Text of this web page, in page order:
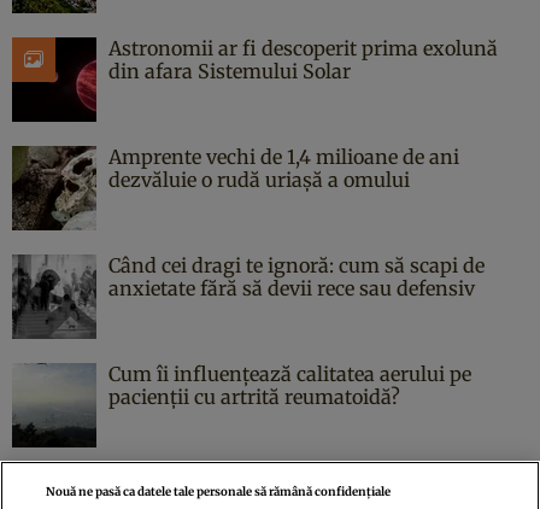
Astronomii ar fi descoperit prima exolună
din afara Sistemului Solar
Amprente vechi de 1,4 milioane de ani
dezvăluie o rudă uriașă a omului
Când cei dragi te ignoră: cum să scapi de
anxietate fără să devii rece sau defensiv
Cum îi influențează calitatea aerului pe
pacienții cu artrită reumatoidă?
Nouă ne pasă ca datele tale personale să rămână confidențiale